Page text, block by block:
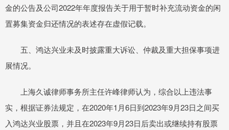
金的公告及公司2022年年度报告关于用于暂时补充流动资金的闲
置募集资金归还情况的表述存在虚假记载。
五、鸿达兴业未及时披露重大诉讼、仲裁及重大担保事项进
展情况。
上海久诚律师事务所主任许峰律师认为，综合以上违法事
实，根据证券法规定，在2020年1月6日到2023年9月23日之间买
入鸿达兴业股票，并且在2023年9月23日后卖出或继续持有股票